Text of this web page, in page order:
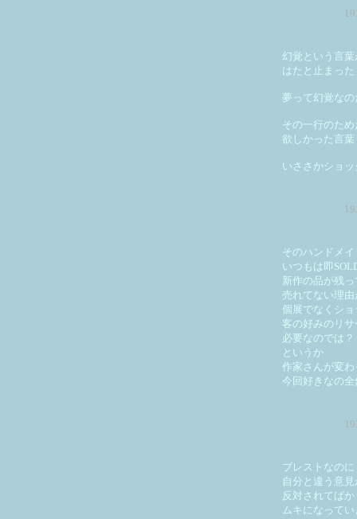
幻覚という言
はたと止まった
夢って幻覚なの
その一行のため
欲しかった言葉
いささかショッ
そのハンドメ
いつもは即
新作の品が残
売れてない理由
個展でなくショ
客の好みのリサ
必要なのでは？
というか
作家さんが変
今回好きなの全
ブレストなのに
自分と違う意
反対されてば
ムキになって